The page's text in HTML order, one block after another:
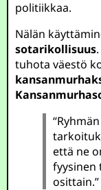
politiikkaa.
Nälän
sotarikollisuus
tuhota väestö
että ne
fyysinen
osittain.”